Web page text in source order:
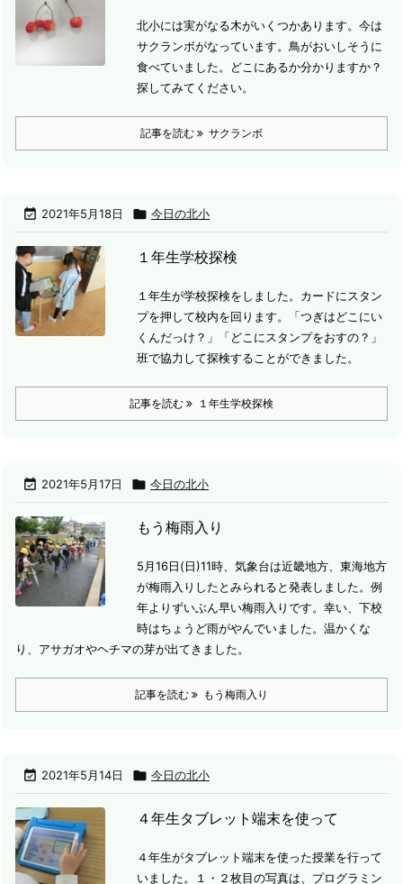
北小には実がなる木がいくつかあります。 今は
サクランボがなっています。 鳥がおいしそうに
食べていました。
どこにあるか分かりますか？
探してみてください。
記事を読む サクランボ
 2021年5月18日  今日の北小
１年生学校探検
１年生が学校探検をしました。 カードにスタン
プを押して校内を回ります。
「つぎはどこにい
くんだっけ？」「どこにスタンプをおすの？」
班で協力して探検することができました。
記事を読む １年生学校探検
 2021年5月17日  今日の北小
もう梅雨入り
5月16日(日)11時、気象台は近畿地方、東海地方
が梅雨入りしたとみられると発表しました。 例
年よりずいぶん早い梅雨入りです。 幸い、下校
時はちょうど雨がやんでいました。 温かくな
り、アサガオやヘチマの芽が出てきました。
記事を読む もう梅雨入り
 2021年5月14日  今日の北小
４年生タブレット端末を使って
４年生がタブレット端末を使った授業を行って
いました。
１・２枚目の写真は、プログラミン